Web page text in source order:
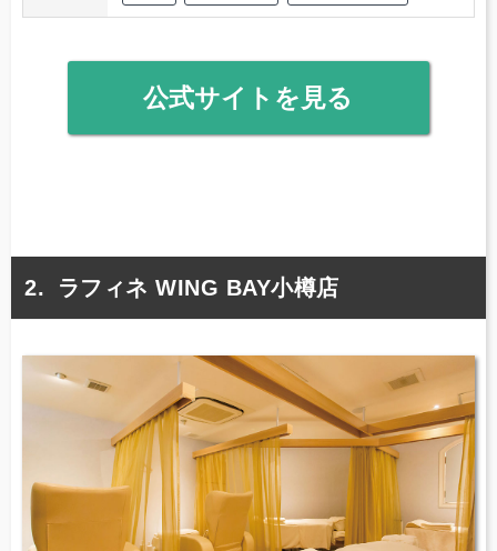
公式サイトを見る
ラフィネ WING BAY小樽店